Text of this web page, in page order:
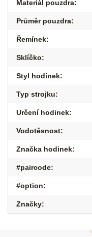
Materiál pouzdra:
Průměr pouzdra:
Řemínek:
Sklíčko:
Styl hodinek:
Typ strojku:
Určení hodinek:
Vodotěsnost:
Značka hodinek:
#paircode:
#option:
Značky: